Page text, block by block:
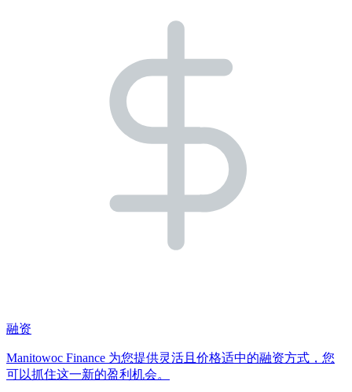
融资
Manitowoc Finance 为您提供灵活且价格适中的融资方式，您
可以抓住这一新的盈利机会。